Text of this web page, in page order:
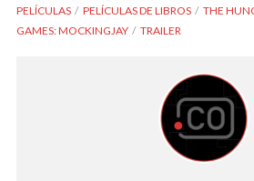
PELÍCULAS PELÍCULAS DE LIBROS THE
GAMES: MOCKINGJAY
TRAILER